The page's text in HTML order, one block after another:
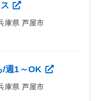
庫県 芦屋市
/週1～OK
庫県 芦屋市